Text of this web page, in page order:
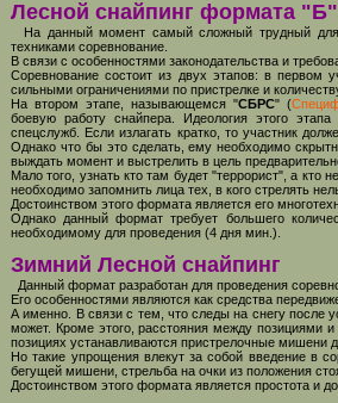
Лесной снайпинг формата "Б"
На данный момент самый сложный трудный для
техниками соревнование.
В связи с особенностями законодательства и
Соревнование состоит из двух этапов: в первом
сильными ограничениями по пристрелке и
На втором этапе, называющемся "СБРС" (
боевую работу снайпера. Идеология этого
спецслужб. Если излагать кратко, то участник
Однако что бы это сделать, ему необходимо
выждать момент и выстрелить в цель
Мало того, узнать кто там будет "террорист", а кто
необходимо запомнить лица тех, в кого стрелять
Достоинством этого формата является его
Однако данный формат требует большего
необходимому для проведения (4 дня мин.).
Зимний Лесной снайпинг
Данный формат разработан для проведения
Его особенностями являются как средства
А именно. В связи с тем, что следы на снегу после
может. Кроме этого, расстояния между позициями
позициях устанавливаются пристрелочные мишени
Но такие упрощения влекут за собой введение в
бегущей мишени, стрельба на очки из положения
Достоинством этого формата является простота и